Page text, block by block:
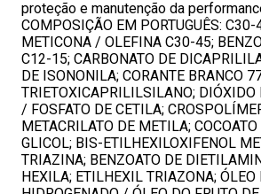
proteção e manutenção da
COMPOSIÇÃO EM PORTUGUÊS:
METICONA / OLEFINA C30-45;
C12-15; CARBONATO DE
DE ISONONILA; CORANTE BRANCO
TRIETOXICAPRILILSILANO;
/ FOSFATO DE CETILA;
METACRILATO DE METILA;
GLICOL; BIS-ETILHEXILOXIFENOL
TRIAZINA; BENZOATO DE
HEXILA; ETILHEXIL TRIAZONA; ÓLEO